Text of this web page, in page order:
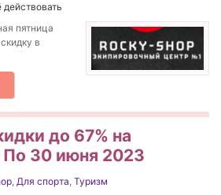
пятница
в
до 67% на
30 июня 2023
, Для спорта, Туризм